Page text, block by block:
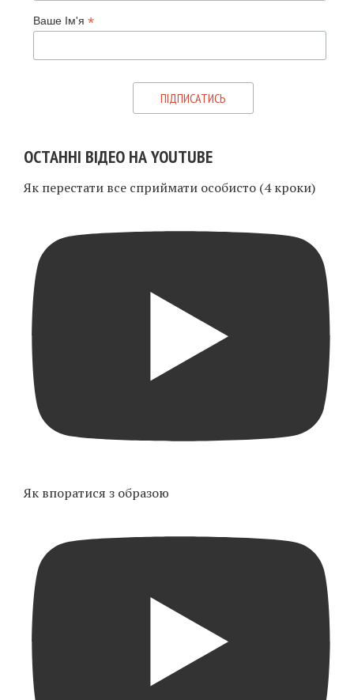
Ваше Ім'я *
ОСТАННІ ВІДЕО НА YOUTUBE
Як перестати все сприймати особисто (4 кроки)
Як впоратися з образою